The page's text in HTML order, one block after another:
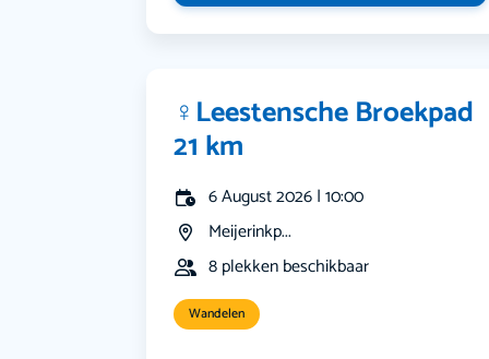
‍♀️Leestensche Broekpad
21 km
6 August 2026 | 10:00
Meijerinkp...
8 plekken beschikbaar
Wandelen